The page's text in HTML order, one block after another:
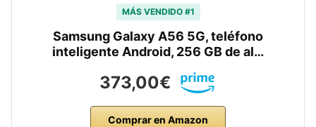
MÁS VENDIDO #1
Samsung Galaxy A56 5G, teléfono
inteligente Android, 256 GB de al…
373,00€
Comprar en Amazon